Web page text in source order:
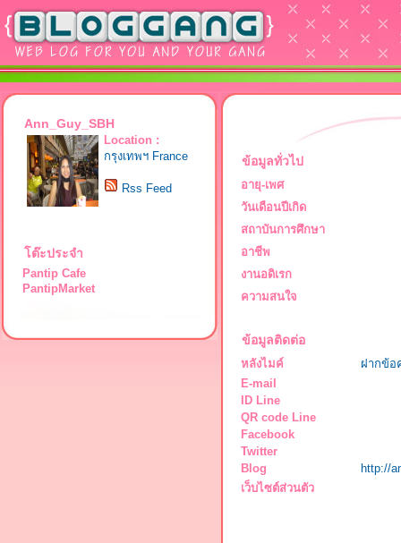
Ann_Guy_SBH
Location :
กรุงเทพฯ France
Rss Feed
โต๊ะประจำ
Pantip Cafe
PantipMarket
ข้อมูลทั่วไป
อายุ-เพศ
วันเดือนปีเกิด
สถาบันการศึกษา
อาชีพ
งานอดิเรก
ความสนใจ
ข้อมูลติดต่อ
หลังไมค์
ฝากข้อ
E-mail
ID Line
QR code Line
Facebook
Twitter
Blog
http://
เว็บไซต์ส่วนตัว